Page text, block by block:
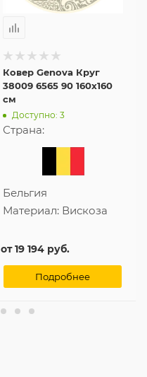
Ковер Genova Круг
38009 6565 90 160x160
см
Доступно: 3
Страна:
Бельгия
Материал: Вискоза
от19 194 руб.
Подробнее